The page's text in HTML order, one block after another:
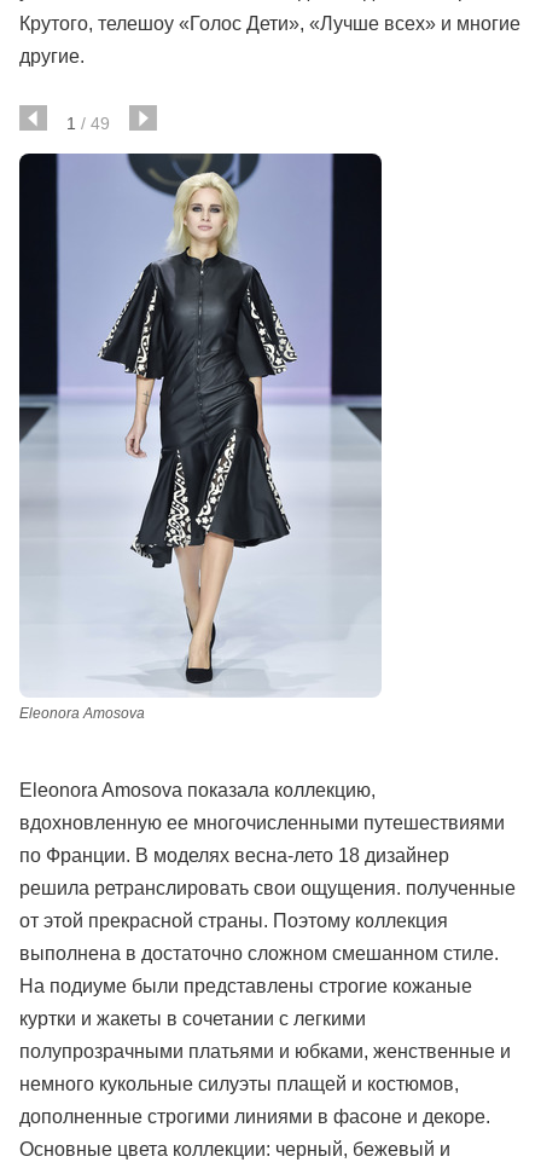
Крутого, телешоу «Голос Дети», «Лучше всех» и многие
другие.
1 / 49
Eleonora Amosova
Eleonora Amosova показала коллекцию,
вдохновленную ее многочисленными путешествиями
по Франции. В моделях весна-лето 18 дизайнер
решила ретранслировать свои ощущения. полученные
от этой прекрасной страны. Поэтому коллекция
выполнена в достаточно сложном смешанном стиле.
На подиуме были представлены строгие кожаные
куртки и жакеты в сочетании с легкими
полупрозрачными платьями и юбками, женственные и
немного кукольные силуэты плащей и костюмов,
дополненные строгими линиями в фасоне и декоре.
Основные цвета коллекции: черный, бежевый и